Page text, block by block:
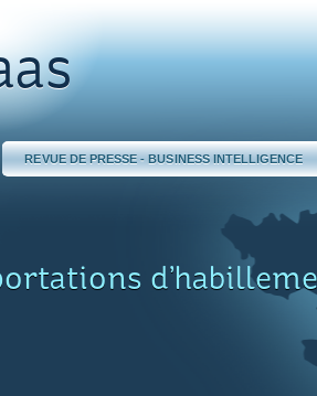
REVUE DE PRESSE - BUSINESS INTELLIGENCE